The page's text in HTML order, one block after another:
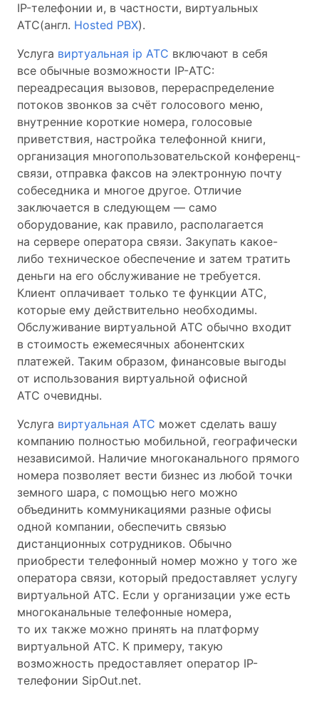
IP-телефонии и, в частности, виртуальных
АТС(англ. Hosted PBX).
Услуга виртуальная ip АТС включают в себя
все обычные возможности IP-АТС:
переадресация вызовов, перераспределение
потоков звонков за счёт голосового меню,
внутренние короткие номера, голосовые
приветствия, настройка телефонной книги,
организация многопользовательской конференц-
связи, отправка факсов на электронную почту
собеседника и многое другое. Отличие
заключается в следующем — само
оборудование, как правило, располагается
на сервере оператора связи. Закупать какое-
либо техническое обеспечение и затем тратить
деньги на его обслуживание не требуется.
Клиент оплачивает только те функции АТС,
которые ему действительно необходимы.
Обслуживание виртуальной АТС обычно входит
в стоимость ежемесячных абонентских
платежей. Таким образом, финансовые выгоды
от использования виртуальной офисной
АТС очевидны.
Услуга виртуальная АТС может сделать вашу
компанию полностью мобильной, географически
независимой. Наличие многоканального прямого
номера позволяет вести бизнес из любой точки
земного шара, с помощью него можно
объединить коммуникациями разные офисы
одной компании, обеспечить связью
дистанционных сотрудников. Обычно
приобрести телефонный номер можно у того же
оператора связи, который предоставляет услугу
виртуальной АТС. Если у организации уже есть
многоканальные телефонные номера,
то их также можно принять на платформу
виртуальной АТС. К примеру, такую
возможность предоставляет оператор IP-
телефонии SipOut.net.